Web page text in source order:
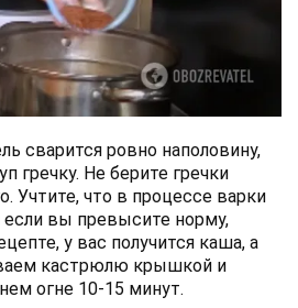
сварится ровно наполовину,
гречку. Не берите гречки
Учтите, что в процессе варки
если вы превысите норму,
у вас получится каша, а
кастрюлю крышкой и
огне 10-15 минут.